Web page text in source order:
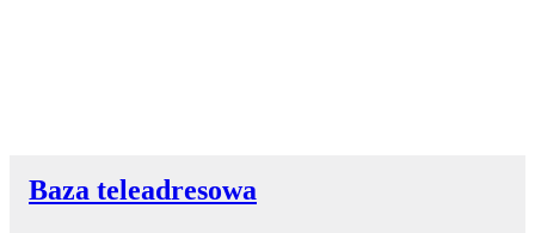
Baza teleadresowa